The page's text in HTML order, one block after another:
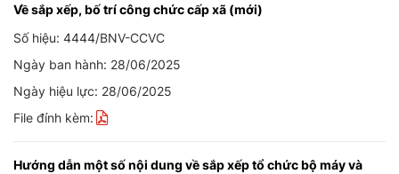
Về sắp xếp, bố trí công chức cấp xã (mới)
Số hiệu: 4444/BNV-CCVC
Ngày ban hành: 28/06/2025
Ngày hiệu lực: 28/06/2025
File đính kèm:
Hướng dẫn một số nội dung về sắp xếp tổ chức bộ máy và